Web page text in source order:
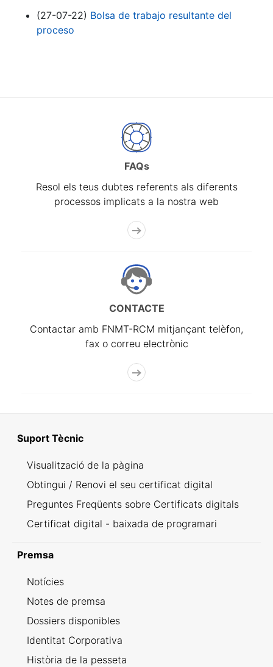
(27-07-22) Bolsa de trabajo resultante del
proceso
FAQs
Resol els teus dubtes referents als diferents
processos implicats a la nostra web
CONTACTE
Contactar amb FNMT-RCM mitjançant telèfon,
fax o correu electrònic
Suport Tècnic
Visualització de la pàgina
Obtingui / Renovi el seu certificat digital
Preguntes Freqüents sobre Certificats digitals
Certificat digital - baixada de programari
Premsa
Notícies
Notes de premsa
Dossiers disponibles
Identitat Corporativa
Història de la pesseta